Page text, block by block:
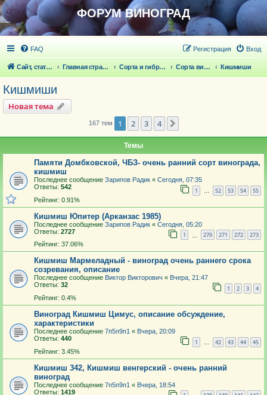
ФОРУМ ВИНОГРАД
FAQ Вход
Регистрация
Сайт, статьи Главная страница Сорта и гибридные формы винограда Сорта винограда Кишмиши
Кишмиши
Новая тема
167 тем 1 2 3 4
Темы
Памяти Домбковской, ЧБЗ- очень ранний сорт винограда,
кишмиш
Последнее сообщение Зарипов Радик « Сегодня, 07:35
Ответы: 542 1 … 52 53 54 55
Рейтинг: 0.91%
Кишмиш Юпитер (Арканзас 1985)
Последнее сообщение Зарипов Радик « Сегодня, 05:20
Ответы: 2727 1 270 271 272 273
Рейтинг: 37.06%
Кишмиш Мармеладный - виноград очень раннего срока
созревания, описание
Последнее сообщение Виктор Викторович « Вчера, 21:47
Ответы: 32 1 2 3 4
Рейтинг: 0.4%
Виноград Кишмиш Цимус, описание обсуждение,
характеристики
Последнее сообщение 7п5п9п1 « Вчера, 20:09
Ответы: 440 1 … 42 43 44 45
Рейтинг: 3.45%
Кишмиш 342, Кишмиш венгерский - очень ранний
виноград
Последнее сообщение 7п5п9п1 « Вчера, 18:54
Ответы: 1419